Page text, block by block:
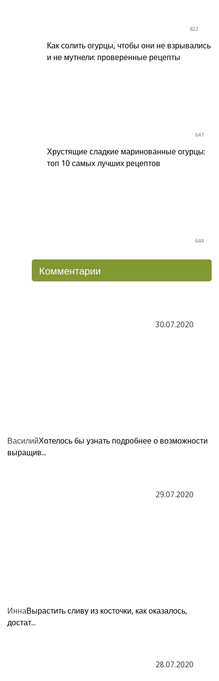
822
Как солить огурцы, чтобы они не взрывались
и не мутнели: проверенные рецепты
647
Хрустящие сладкие маринованные огурцы:
топ 10 самых лучших рецептов
644
Комментарии
30.07.2020
ВасилийХотелось бы узнать подробнее о возможности
выращив...
29.07.2020
ИннаВырастить сливу из косточки, как оказалось,
достат...
28.07.2020